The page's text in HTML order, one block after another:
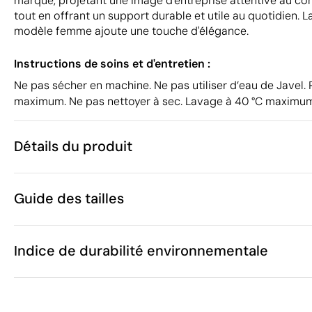
tout en offrant un support durable et utile au quotidien.
modèle femme ajoute une touche d'élégance.
Instructions de soins et d'entretien :
Ne pas sécher en machine. Ne pas utiliser d’eau de Javel.
maximum. Ne pas nettoyer à sec. Lavage à 40 °C
Détails du produit
Caractéristiques
Code du produit
Matière
92%
Pays de fabrication
Bangladesh
Guide des tailles
Ces mesures peuvent
4 6
Indice de durabilité environnementale